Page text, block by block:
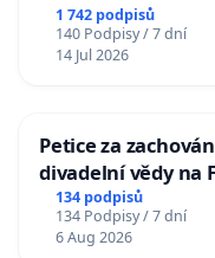
1 742 podpisů
140 Podpisy / 7 dní
14 Jul 2026
Petice za
divadelní vědy na
134 podpisů
134 Podpisy / 7 dní
6 Aug 2026